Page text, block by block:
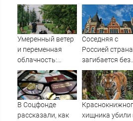
в воронежском
СИЗО
потребовали
ужесточить -
Вести.ru
кризис или
на лидеров. Три
пути против
терактов
Умеренный ветер
и переменная
облачность:
прогноз на 7
августа в Кургане
Соседняя с
Россией страна
загибается без
наших
В Соцфонде
рассказали, как
хищника убили